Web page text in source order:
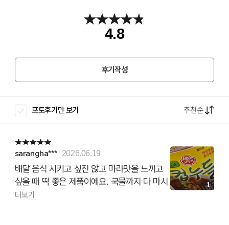
4.8
후기작성
포토후기만 보기 추천순
sarangha*** 2026.06.19
배달 음식 시키고 싶진 않고 마라맛을 느끼고
싶을 때 딱 좋은 제품이에요. 국물까지 다 마시
게 됩니다.
더보기
1